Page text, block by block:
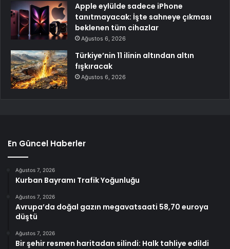
Apple eylülde sadece iPhone
tanıtmayacak: İşte sahneye çıkması
beklenen tüm cihazlar
Ağustos 6, 2026
Türkiye’nin 11 ilinin altından altın
fışkıracak
Ağustos 6, 2026
En Güncel Haberler
Ağustos 7, 2026
Kurban Bayramı Trafik Yoğunluğu
Ağustos 7, 2026
Avrupa’da doğal gazın megavatsaati 58,70 euroya
düştü
Ağustos 7, 2026
Bir şehir resmen haritadan silindi: Halk tahliye edildi